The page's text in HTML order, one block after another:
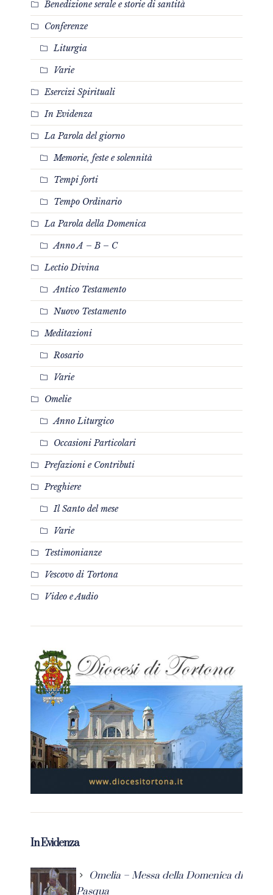
Benedizione serale e storie di santità
Conferenze
Liturgia
Varie
Esercizi Spirituali
In Evidenza
La Parola del giorno
Memorie, feste e solennità
Tempi forti
Tempo Ordinario
La Parola della Domenica
Anno A – B – C
Lectio Divina
Antico Testamento
Nuovo Testamento
Meditazioni
Rosario
Varie
Omelie
Anno Liturgico
Occasioni Particolari
Prefazioni e Contributi
Preghiere
Il Santo del mese
Varie
Testimonianze
Vescovo di Tortona
Video e Audio
In Evidenza
Omelia – Messa della Domenica di
Pasqua